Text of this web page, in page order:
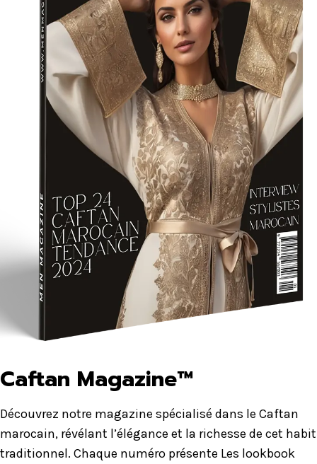
Caftan Magazine™
Découvrez notre magazine spécialisé dans le Caftan
marocain, révélant l’élégance et la richesse de cet habit
traditionnel. Chaque numéro présente Les lookbook